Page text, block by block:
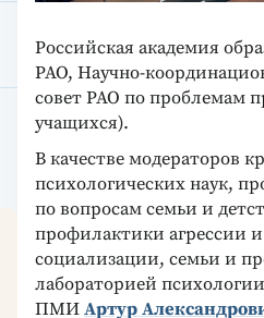
Российская академия
РАО, Научно-
совет РАО по проблемам
учащихся).
В качестве модераторов
психологических наук,
по вопросам семьи и
профилактики агрессии
социализации, семьи и
лабораторией
ПМИАртур